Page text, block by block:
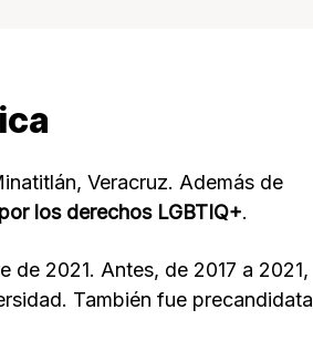
Veracruz. Además de
los derechos LGBTIQ+.
de 2021. Antes, de 2017 a 2021,
También fue precandidata